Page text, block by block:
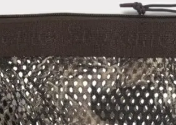
リーブ
ー
ー